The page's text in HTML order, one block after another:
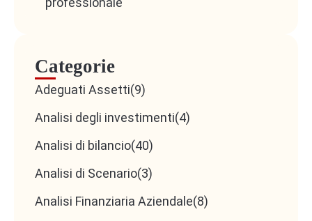
Categorie
Adeguati Assetti(9)
Analisi degli investimenti(4)
Analisi di bilancio(40)
Analisi di Scenario(3)
Analisi Finanziaria Aziendale(8)